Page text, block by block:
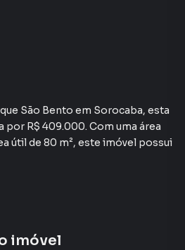
São Bento em Sorocaba, esta
por R$ 409.000. Com uma área
útil de 80 m², este imóvel possui
apresenta uma ótima
e aproveitamento do
imóvel